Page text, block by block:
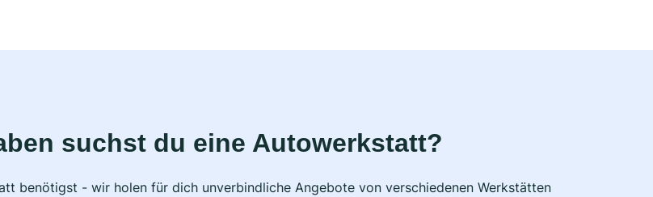
suchst du eine Autowerkstatt?
benötigst - wir holen für dich unverbindliche Angebote von verschiedenen Werkstätten